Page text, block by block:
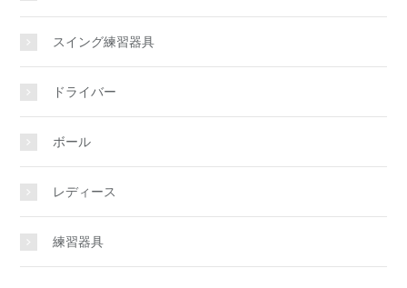
スイング練習器具
ドライバー
ボール
レディース
練習器具